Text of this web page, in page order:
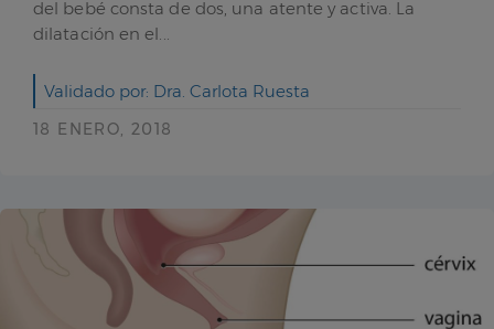
del bebé consta de dos, una atente y activa. La
dilatación en el...
Validado por: Dra. Carlota Ruesta
18 ENERO, 2018